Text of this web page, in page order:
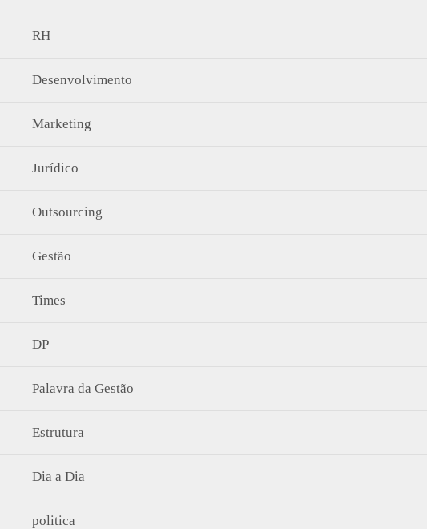
RH
Desenvolvimento
Marketing
Jurídico
Outsourcing
Gestão
Times
DP
Palavra da Gestão
Estrutura
Dia a Dia
politica